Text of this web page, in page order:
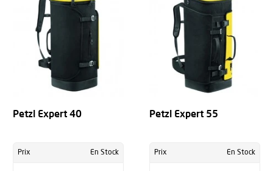
Petzl Expert 40
Prix En Stock
Petzl Expert 55
Prix En Stock